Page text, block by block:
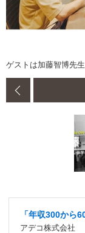
ゲストは加藤智博先生
「年収300から
アデコ株式会社